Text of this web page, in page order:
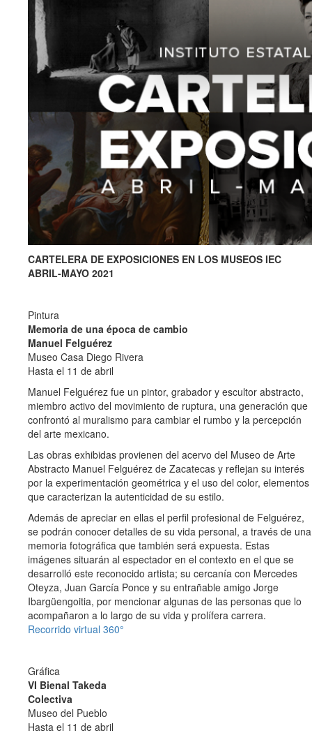
CARTELERA DE EXPOSICIONES EN LOS MUSEOS IEC
ABRIL-MAYO 2021
Pintura
Memoria de una época de cambio
Manuel Felguérez
Museo Casa Diego Rivera
Hasta el 11 de abril
Manuel Felguérez fue un pintor, grabador y escultor abstracto,
miembro activo del movimiento de ruptura, una generación que
confrontó al muralismo para cambiar el rumbo y la percepción
del arte mexicano.
Las obras exhibidas provienen del acervo del Museo de Arte
Abstracto Manuel Felguérez de Zacatecas y reflejan su interés
por la experimentación geométrica y el uso del color, elementos
que caracterizan la autenticidad de su estilo.
Además de apreciar en ellas el perfil profesional de Felguérez,
se podrán conocer detalles de su vida personal, a través de una
memoria fotográfica que también será expuesta. Estas
imágenes situarán al espectador en el contexto en el que se
desarrolló este reconocido artista; su cercanía con Mercedes
Oteyza, Juan García Ponce y su entrañable amigo Jorge
Ibargüengoitia, por mencionar algunas de las personas que lo
acompañaron a lo largo de su vida y prolífera carrera.
Recorrido virtual 360°
Gráfica
VI Bienal Takeda
Colectiva
Museo del Pueblo
Hasta el 11 de abril